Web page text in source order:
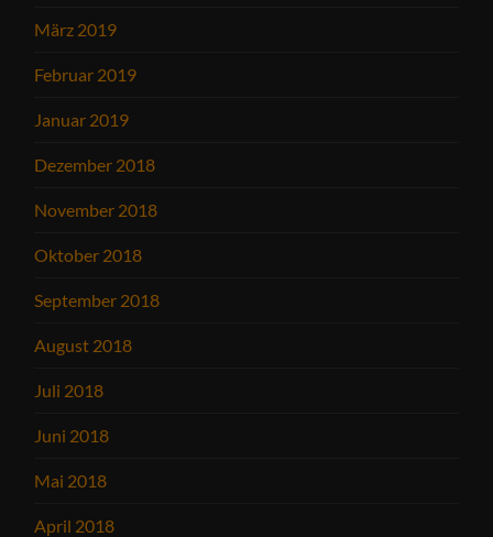
März 2019
Februar 2019
Januar 2019
Dezember 2018
November 2018
Oktober 2018
September 2018
August 2018
Juli 2018
Juni 2018
Mai 2018
April 2018